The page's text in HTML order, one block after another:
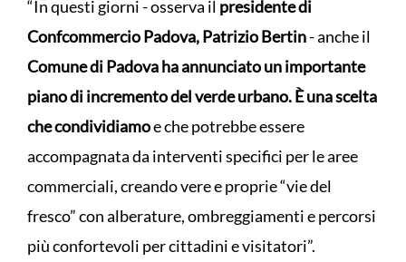
“In questi giorni - osserva il presidente di
Confcommercio Padova, Patrizio Bertin- anche il
Comune di Padova ha annunciato un importante
piano di incremento del verde urbano. È una scelta
che condividiamoe che potrebbe essere
accompagnata da interventi specifici per le aree
commerciali, creando vere e proprie “vie del
fresco” con alberature, ombreggiamenti e percorsi
più confortevoli per cittadini e visitatori”.